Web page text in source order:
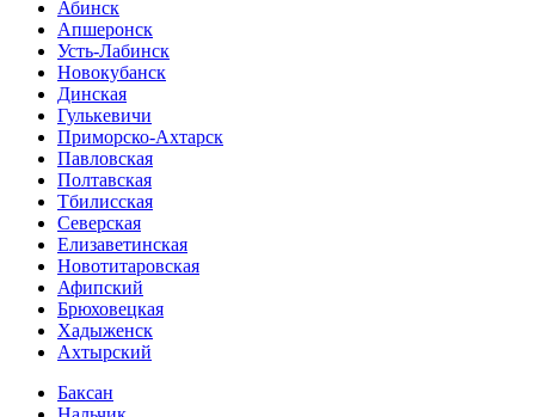
Абинск
Апшеронск
Усть-Лабинск
Новокубанск
Динская
Гулькевичи
Приморско-Ахтарск
Павловская
Полтавская
Тбилисская
Северская
Елизаветинская
Новотитаровская
Афипский
Брюховецкая
Хадыженск
Ахтырский
Баксан